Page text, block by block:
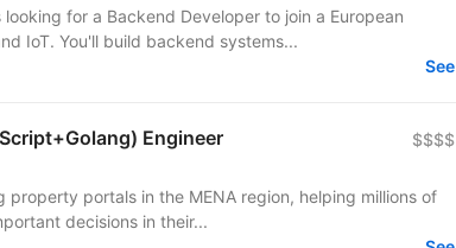
IoT. You'll build backend systems...
See
Engineer $$$$
portals in the MENA region, helping millions of
decisions in their...